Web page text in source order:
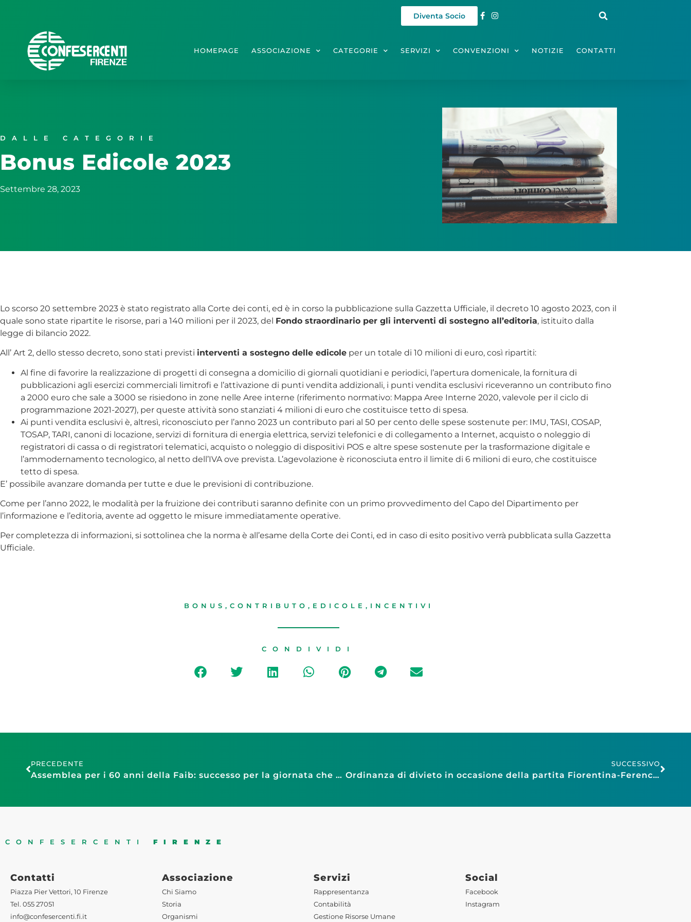
Diventa Socio
HOMEPAGE ASSOCIAZIONE CATEGORIE SERVIZI CONVENZIONI NOTIZIE CONTATTI
DALLE CATEGORIE
Bonus Edicole 2023
Settembre 28, 2023
Lo scorso 20 settembre 2023 è stato registrato alla Corte dei conti, ed è in corso la pubblicazione sulla Gazzetta Ufficiale, il decreto 10 agosto 2023, con il
quale sono state ripartite le risorse, pari a 140 milioni per il 2023, del Fondo straordinario per gli interventi di sostegno all’editoria, istituito dalla
legge di bilancio 2022.
All’ Art 2, dello stesso decreto, sono stati previsti interventi a sostegno delle edicole per un totale di 10 milioni di euro, così ripartiti:
Al fine di favorire la realizzazione di progetti di consegna a domicilio di giornali quotidiani e periodici, l’apertura domenicale, la fornitura di
pubblicazioni agli esercizi commerciali limitrofi e l’attivazione di punti vendita addizionali, i punti vendita esclusivi riceveranno un contributo fino
a 2000 euro che sale a 3000 se risiedono in zone nelle Aree interne (riferimento normativo: Mappa Aree Interne 2020, valevole per il ciclo di
programmazione 2021-2027), per queste attività sono stanziati 4 milioni di euro che costituisce tetto di spesa.
Ai punti vendita esclusivi è, altresì, riconosciuto per l’anno 2023 un contributo pari al 50 per cento delle spese sostenute per: IMU, TASI, COSAP,
TOSAP, TARI, canoni di locazione, servizi di fornitura di energia elettrica, servizi telefonici e di collegamento a Internet, acquisto o noleggio di
registratori di cassa o di registratori telematici, acquisto o noleggio di dispositivi POS e altre spese sostenute per la trasformazione digitale e
l’ammodernamento tecnologico, al netto dell’IVA ove prevista. L’agevolazione è riconosciuta entro il limite di 6 milioni di euro, che costituisce
tetto di spesa.
E’ possibile avanzare domanda per tutte e due le previsioni di contribuzione.
Come per l’anno 2022, le modalità per la fruizione dei contributi saranno definite con un primo provvedimento del Capo del Dipartimento per
l’informazione e l’editoria, avente ad oggetto le misure immediatamente operative.
Per completezza di informazioni, si sottolinea che la norma è all’esame della Corte dei Conti, ed in caso di esito positivo verrà pubblicata sulla Gazzetta
Ufficiale.
BONUS , CONTRIBUTO , EDICOLE , INCENTIVI
CONDIVIDI
PRECEDENTE
Assemblea per i 60 anni della Faib: successo per la giornata che ha visto la presenza di molti associati da tutta Italia
SUCCESSIVO
Ordinanza di divieto in occasione della partita Fiorentina-Ferencvaros di giovedì 5 ottobre
CONFESERCENTI FIRENZE
Contatti
Piazza Pier Vettori, 10 Firenze
Tel. 055 27051
info@confesercenti.fi.it
Associazione
Chi Siamo
Storia
Organismi
Servizi
Rappresentanza
Contabilità
Gestione Risorse Umane
Social
Facebook
Instagram